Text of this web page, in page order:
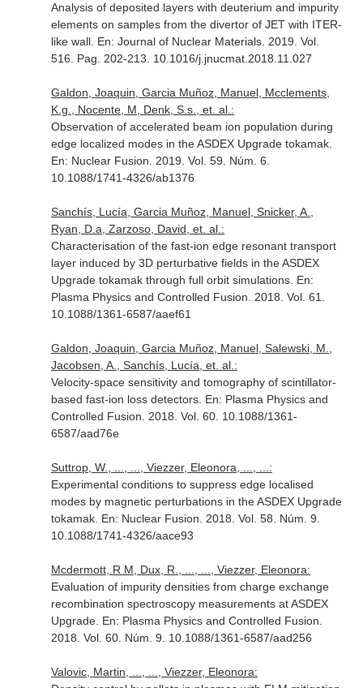
Analysis of deposited layers with deuterium and impurity
elements on samples from the divertor of JET with ITER-
like wall. En: Journal of Nuclear Materials. 2019. Vol.
516. Pag. 202-213. 10.1016/j.jnucmat.2018.11.027
Galdon, Joaquin, Garcia Muñoz, Manuel, Mcclements,
K.g., Nocente, M, Denk, S.s., et. al.:
Observation of accelerated beam ion population during
edge localized modes in the ASDEX Upgrade tokamak.
En: Nuclear Fusion . 2019. Vol. 59. Núm. 6.
10.1088/1741-4326/ab1376
Sanchís, Lucía, Garcia Muñoz, Manuel, Snicker, A.,
Ryan, D.a, Zarzoso, David, et. al.:
Characterisation of the fast-ion edge resonant transport
layer induced by 3D perturbative fields in the ASDEX
Upgrade tokamak through full orbit simulations. En:
Plasma Physics and Controlled Fusion . 2018. Vol. 61.
10.1088/1361-6587/aaef61
Galdon, Joaquin, Garcia Muñoz, Manuel, Salewski, M.,
Jacobsen, A., Sanchís, Lucía, et. al.:
Velocity-space sensitivity and tomography of scintillator-
based fast-ion loss detectors. En: Plasma Physics and
Controlled Fusion . 2018. Vol. 60. 10.1088/1361-
6587/aad76e
Suttrop, W., ..., ..., Viezzer, Eleonora, ..., ...:
Experimental conditions to suppress edge localised
modes by magnetic perturbations in the ASDEX Upgrade
tokamak. En: Nuclear Fusion . 2018. Vol. 58. Núm. 9.
10.1088/1741-4326/aace93
Mcdermott, R M, Dux, R., ..., ..., Viezzer, Eleonora:
Evaluation of impurity densities from charge exchange
recombination spectroscopy measurements at ASDEX
Upgrade. En: Plasma Physics and Controlled Fusion
2018. Vol. 60. Núm. 9. 10.1088/1361-6587/aad256
Valovic, Martin, ..., ..., Viezzer, Eleonora: